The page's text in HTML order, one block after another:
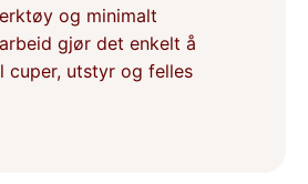
og minimalt
gjør det enkelt å
cuper, utstyr og felles